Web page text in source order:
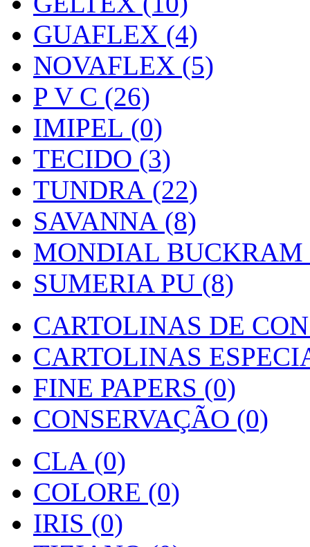
GUAFLEX (4)
NOVAFLEX (5)
P V C (26)
IMIPEL (0)
TECIDO (3)
TUNDRA (22)
SAVANNA (8)
MONDIAL BUCKRAM
SUMERIA PU (8)
CARTOLINAS DE
CARTOLINAS
FINE PAPERS (0)
CONSERVAÇÃO (0)
CLA (0)
COLORE (0)
IRIS (0)